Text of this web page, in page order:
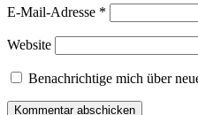
E-Mail-Adresse *
Website
Benachrichtige mich über